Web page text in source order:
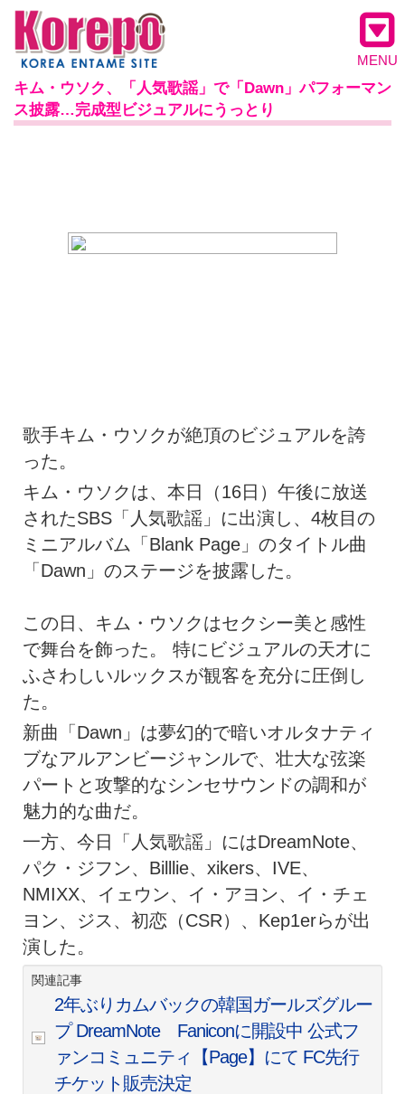
MENU
キム・ウソク、「人気歌謡」で「Dawn」パフォーマン
ス披露…完成型ビジュアルにうっとり
歌手キム・ウソクが絶頂のビジュアルを誇
った。
キム・ウソクは、本日（16日）午後に放送
されたSBS「人気歌謡」に出演し、4枚目の
ミニアルバム「Blank Page」のタイトル曲
「Dawn」のステージを披露した。
この日、キム・ウソクはセクシー美と感性
で舞台を飾った。 特にビジュアルの天才に
ふさわしいルックスが観客を充分に圧倒し
た。
新曲「Dawn」は夢幻的で暗いオルタナティ
ブなアルアンビージャンルで、壮大な弦楽
パートと攻撃的なシンセサウンドの調和が
魅力的な曲だ。
一方、今日「人気歌謡」にはDreamNote、
パク・ジフン、Billlie、xikers、IVE、
NMIXX、イェウン、イ・アヨン、イ・チェ
ヨン、ジス、初恋（CSR）、Kep1erらが出
演した。
関連記事
2年ぶりカムバックの韓国ガールズグルー
プ DreamNote Faniconに開設中 公式フ
ァンコミュニティ【Page】にて FC先行
チケット販売決定